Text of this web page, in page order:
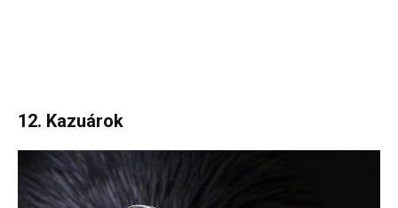
12. Kazuárok